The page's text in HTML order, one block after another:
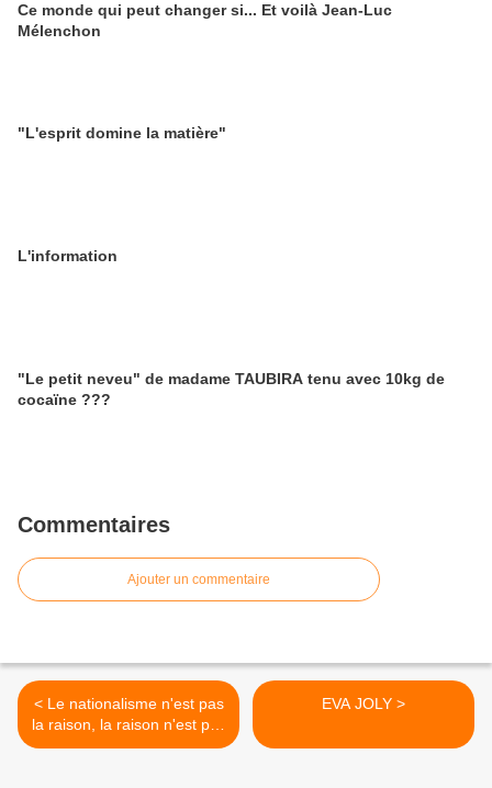
Ce monde qui peut changer si... Et voilà Jean-Luc
Mélenchon
"L'esprit domine la matière"
L'information
"Le petit neveu" de madame TAUBIRA tenu avec 10kg de
cocaïne ???
Commentaires
Ajouter un commentaire
< Le nationalisme n'est pas
la raison, la raison n'est pas
le nationalisme
EVA JOLY >